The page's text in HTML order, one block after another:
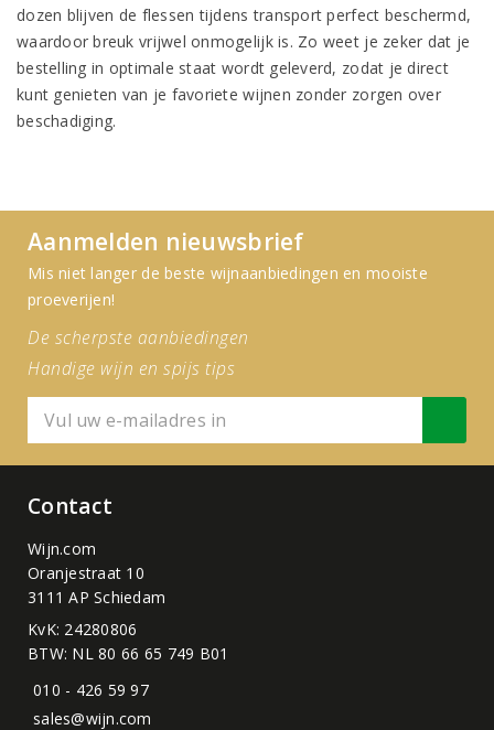
dozen blijven de flessen tijdens transport perfect beschermd,
waardoor breuk vrijwel onmogelijk is. Zo weet je zeker dat je
bestelling in optimale staat wordt geleverd, zodat je direct
kunt genieten van je favoriete wijnen zonder zorgen over
beschadiging.
Aanmelden nieuwsbrief
Mis niet langer de beste wijnaanbiedingen en mooiste
proeverijen!
De scherpste aanbiedingen
Handige wijn en spijs tips
Contact
Wijn.com
Oranjestraat 10
3111 AP Schiedam
KvK: 24280806
BTW: NL 80 66 65 749 B01
010 - 426 59 97
sales@wijn.com